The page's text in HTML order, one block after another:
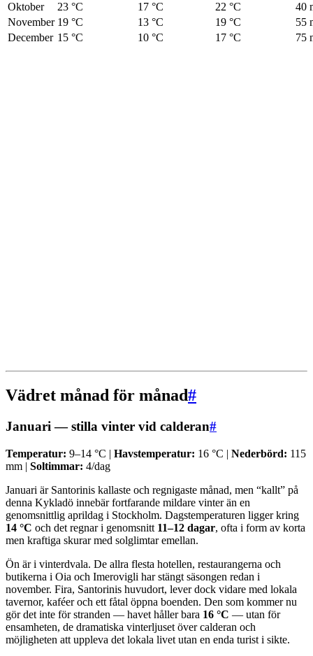
Oktober
23 °C 17 °C 22 °C
40
November 19 °C 13 °C 19 °C
55
December 15 °C 10 °C 17 °C 75
Vädret månad för månad#
Januari — stilla vinter vid calderan#
Temperatur: 9–14 °C | Havstemperatur: 16 °C | Nederbörd: 115
mm | Soltimmar: 4/dag
Januari är Santorinis kallaste och regnigaste månad, men “kallt” på
denna Kykladö innebär fortfarande mildare vinter än en
genomsnittlig aprildag i Stockholm. Dagstemperaturen ligger kring
14 °C och det regnar i genomsnitt 11–12 dagar, ofta i form av korta
men kraftiga skurar med solglimtar emellan.
Ön är i vinterdvala. De allra flesta hotellen, restaurangerna och
butikerna i Oia och Imerovigli har stängt säsongen redan i
november. Fira, Santorinis huvudort, lever dock vidare med lokala
tavernor, kaféer och ett fåtal öppna boenden. Den som kommer nu
gör det inte för stranden — havet håller bara 16 °C — utan för
ensamheten, de dramatiska vinterljuset över calderan och
möjligheten att uppleva det lokala livet utan en enda turist i sikte.